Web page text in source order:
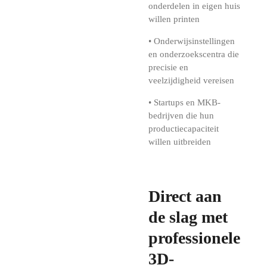
onderdelen in eigen huis
willen printen
• Onderwijsinstellingen
en onderzoekscentra die
precisie en
veelzijdigheid vereisen
• Startups en MKB-
bedrijven die hun
productiecapaciteit
willen uitbreiden
Direct aan
de slag met
professionele
3D-